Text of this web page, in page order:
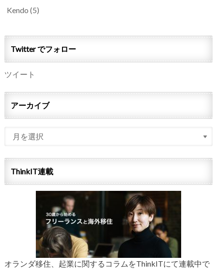
Kendo (5)
Twitter でフォロー
ツイート
アーカイブ
ThinkIT連載
オランダ移住、起業に関するコラムをThinkITにて連載中で